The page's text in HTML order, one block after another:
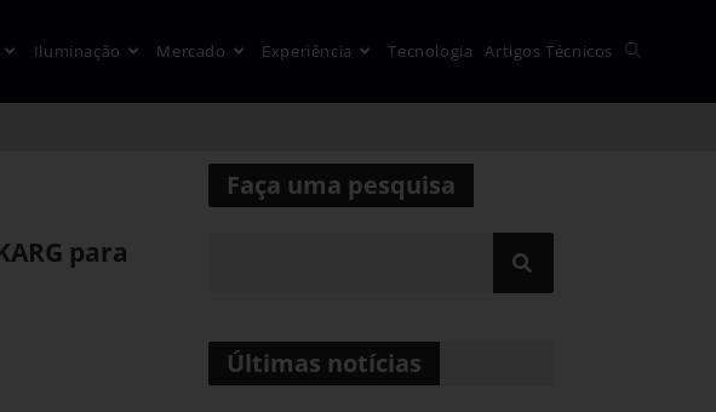
Iluminação Mercado Experiência Tecnologia Artigos Técnicos
para
Faça uma pesquisa
Últimas notícias